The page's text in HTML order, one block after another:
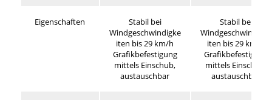
Eigenschaften
Stabil bei
Windgeschwindigke
iten bis 29 km/h
Grafikbefestigung
mittels Einschub,
austauschbar
Stabil bei
Windgeschwindigke
iten bis 29 km/h
Grafikbefestigung
mittels Einschub,
austauschbar